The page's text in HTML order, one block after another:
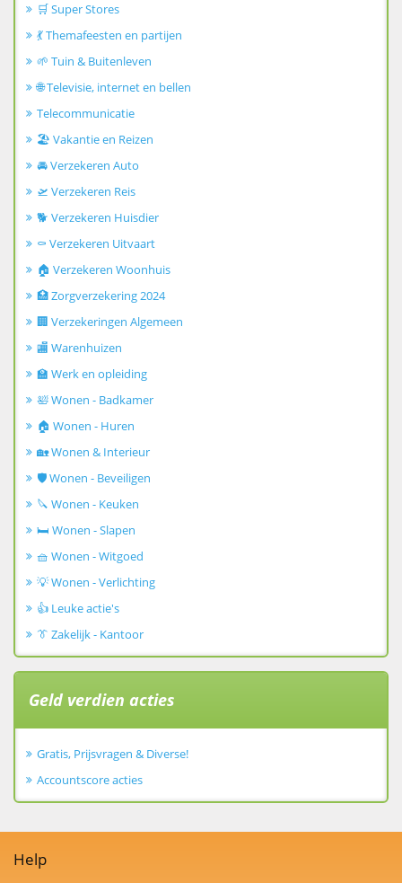
🛒 Super Stores
💃 Themafeesten en partijen
🌱 Tuin & Buitenleven
🌐 Televisie, internet en bellen
Telecommunicatie
🏖️ Vakantie en Reizen
🚘 Verzekeren Auto
🛫 Verzekeren Reis
🐕 Verzekeren Huisdier
⚰️ Verzekeren Uitvaart
🏠 Verzekeren Woonhuis
🏥 Zorgverzekering 2024
🏢 Verzekeringen Algemeen
🏬 Warenhuizen
🏫 Werk en opleiding
🛀 Wonen - Badkamer
🏠 Wonen - Huren
🏡 Wonen & Interieur
🛡️ Wonen - Beveiligen
🔪 Wonen - Keuken
🛏️ Wonen - Slapen
🧺 Wonen - Witgoed
💡 Wonen - Verlichting
👍 Leuke actie's
👔 Zakelijk - Kantoor
Geld verdien acties
Gratis, Prijsvragen & Diverse!
Accountscore acties
Help